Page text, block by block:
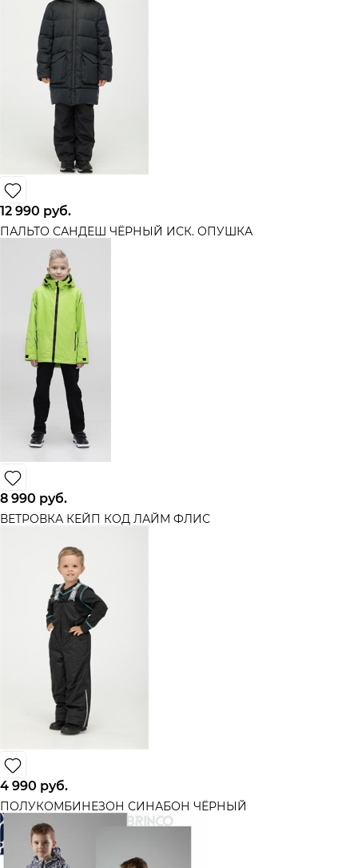
12 990 руб.
ПАЛЬТО САНДЕШ ЧЁРНЫЙ ИСК. ОПУШКА
8 990 руб.
ВЕТРОВКА КЕЙП КОД ЛАЙМ ФЛИС
4 990 руб.
ПОЛУКОМБИНЕЗОН СИНАБОН ЧЁРНЫЙ